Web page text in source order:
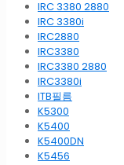
IRC 3380 2880
IRC 3380i
IRC2880
IRC3380
IRC3380 2880
IRC3380i
ITB필름
K5300
K5400
K5400DN
K5456